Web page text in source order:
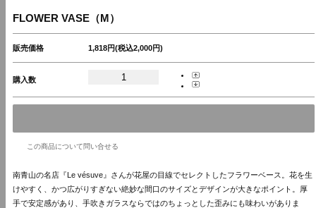
FLOWER VASE（M）
販売価格 1,818円(税込2,000円)
購入数
この商品について問い合せる
南青山の名店『Le vésuve』さんが花屋の目線でセレクトしたフラワーベース。花を生
けやすく、かつ広がりすぎない絶妙な間口のサイズとデザインが大きなポイント。厚
手で安定感があり、手吹きガラスならではのちょっとした歪みにも味わいがありま